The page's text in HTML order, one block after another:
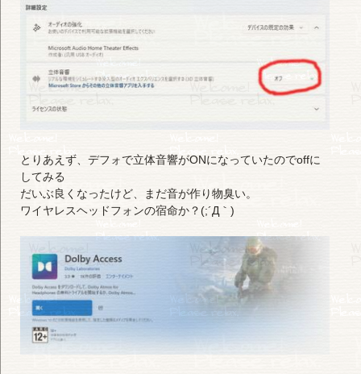
とりあえず、デフォで立体音響がONになっていたのでoffに
してみる
だいぶ良くなったけど、まだ音が作り物臭い。
ワイヤレスヘッドフォンの宿命か？(;´Д｀)